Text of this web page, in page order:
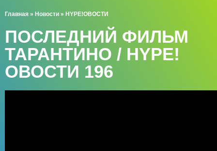
Главная » Новости » HYPE!ОВОСТИ
ПОСЛЕДНИЙ ФИЛЬМ
ТАРАНТИНО / HYPE!
ОВОСТИ 196